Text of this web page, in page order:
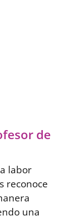
de
labor
reconoce
una